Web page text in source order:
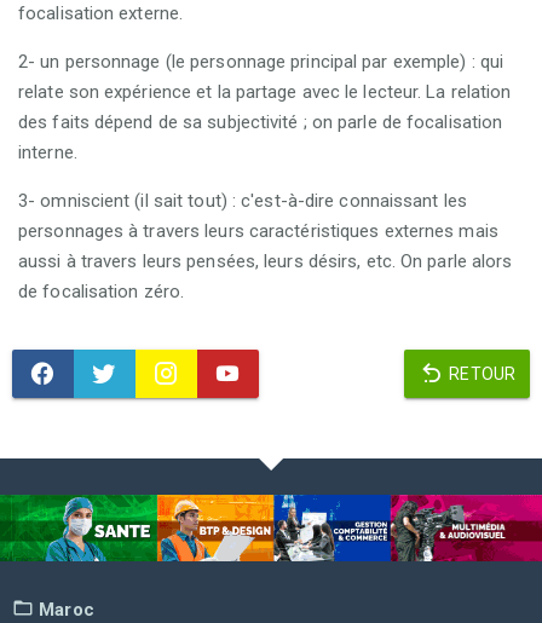
focalisation externe.
2- un personnage (le personnage principal par exemple) : qui
relate son expérience et la partage avec le lecteur. La relation
des faits dépend de sa subjectivité ; on parle de focalisation
interne.
3- omniscient (il sait tout) : c'est-à-dire connaissant les
personnages à travers leurs caractéristiques externes mais
aussi à travers leurs pensées, leurs désirs, etc. On parle alors
de focalisation zéro.
RETOUR
Maroc